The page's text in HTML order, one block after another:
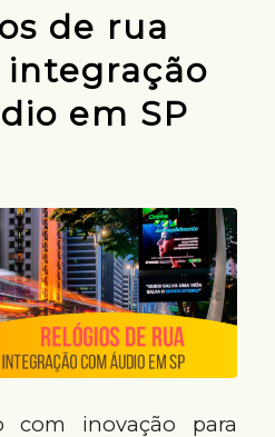
de rua
em SP
com inovação para